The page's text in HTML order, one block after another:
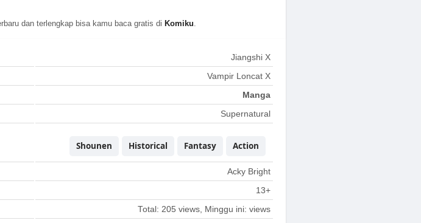
dan terlengkap bisa kamu baca gratis di Komiku.
Jiangshi X
Vampir Loncat X
Manga
Supernatural
Action
Fantasy
Historical
Shounen
Acky Bright
13+
Total: 205 views, Minggu ini: views